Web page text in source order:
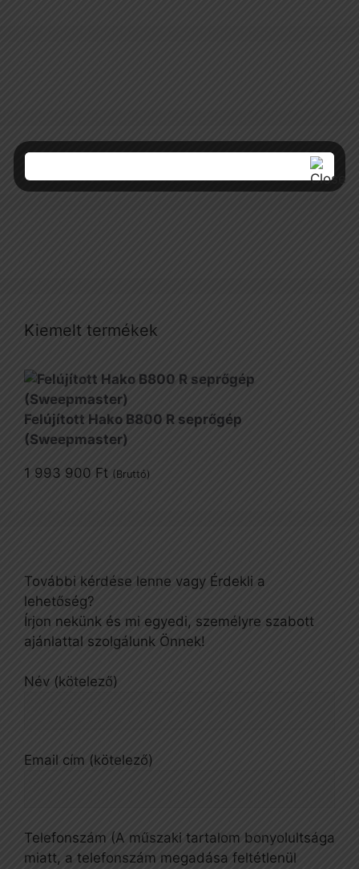
Kiemelt termékek
Felújított Hako B800 R seprőgép
(Sweepmaster)
1 993 900 Ft (Bruttó)
További kérdése lenne vagy Érdekli a
lehetőség?
Írjon nekünk és mi egyedi, személyre szabott
ajánlattal szolgálunk Önnek!
Név (kötelező)
Email cím (kötelező)
Telefonszám (A műszaki tartalom bonyolultsága
miatt, a telefonszám megadása feltétlenül